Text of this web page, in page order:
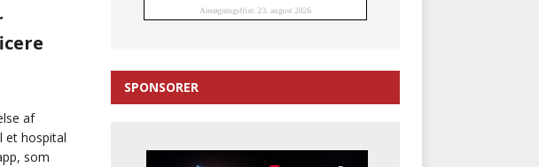
af
et hospital
som
SPONSORER